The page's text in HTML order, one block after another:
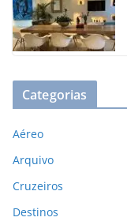
Categorias
Aéreo
Arquivo
Cruzeiros
Destinos